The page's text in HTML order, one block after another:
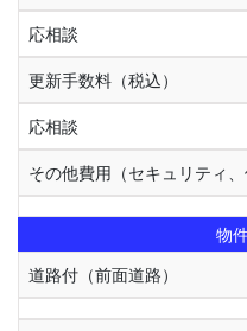
応相談
更新手数料（税込）
応相談
その他費用（セキュリティ、
物
道路付（前面道路）